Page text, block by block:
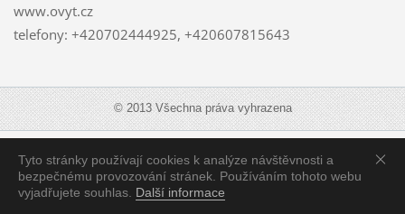
Tyto stránky používají cookies k analýze návštěvnosti a
bezpečnému provozování stránek. Používáním tohoto webu
vyjadřujete souhlas. Další informace
www.ovyt.cz
telefony: +420702444925, +420607815643
© 2013 Všechna práva vyhrazena
Zobrazit:Mobilní verzi|Standardní verzi